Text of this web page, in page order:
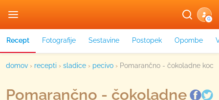
G
Recept Fotografije Sestavine Postopek Opombe
domov › recepti › sladice › pecivo › Pomarančno - čokoladne
Pomarančno - čokoladne